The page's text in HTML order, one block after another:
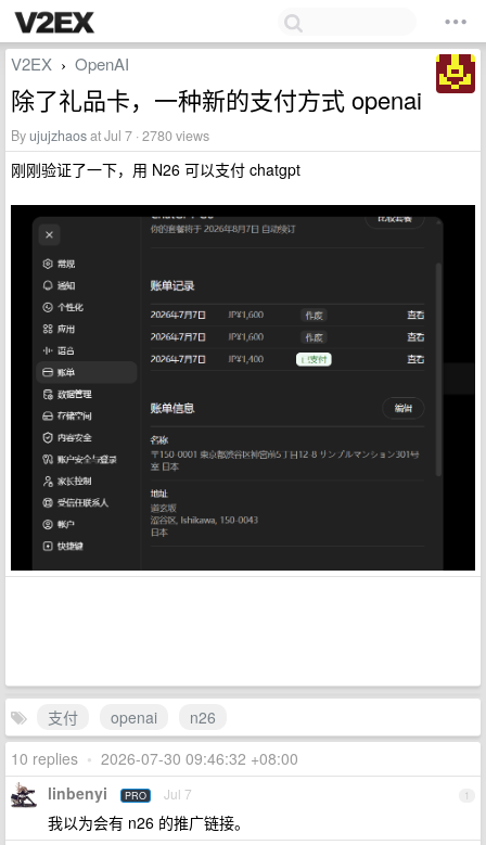
V2EX › OpenAI
除了礼品卡，一种新的支付方式 openai
Byujujzhaosat Jul 7 · 2780 views
刚刚验证了一下，用 N26 可以支付 chatgpt
支付 openai
n26
10 replies • 2026-07-30 09:46:32 +08:00
1
linbenyi PRO Jul 7
我以为会有 n26 的推广链接。